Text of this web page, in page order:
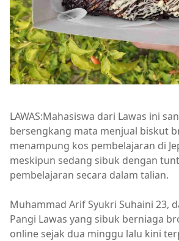
LAWAS:Mahasiswa dari Lawas ini
bersengkang mata menjual biskut
menampung kos pembelajaran di
meskipun sedang sibuk dengan
pembelajaran secara dalam talian.
Muhammad Arif Syukri Suhaini 23,
Pangi Lawas yang sibuk berniaga
online sejak dua minggu lalu kini